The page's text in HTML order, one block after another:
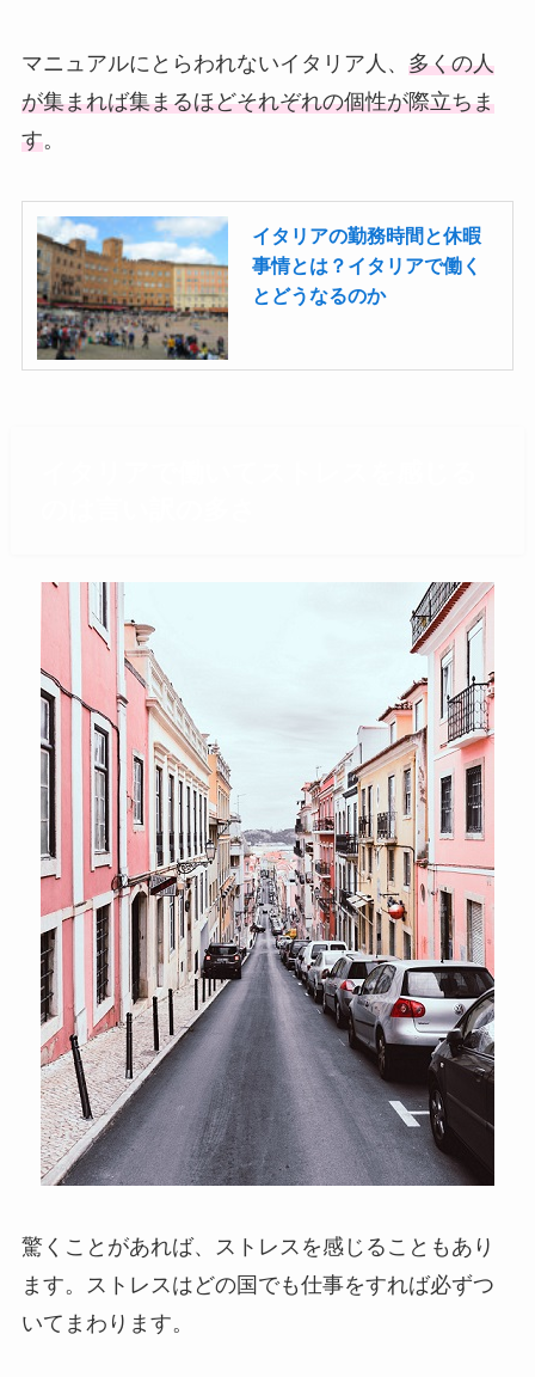
マニュアルにとらわれないイタリア人、 多くの人
が集まれば集まるほどそれぞれの個性が際立ちま
す。
イタリアの勤務時間と休暇
事情とは？イタリアで働く
とどうなるのか
驚くことがあれば、ストレスを感じることもあり
ます。ストレスはどの国でも仕事をすれば必ずつ
いてまわります。